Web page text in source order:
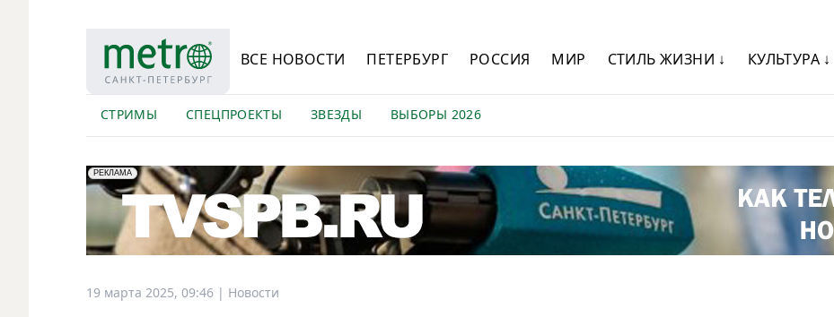
ВСЕ НОВОСТИ ПЕТЕРБУРГ РОССИЯ МИР СТИЛЬ ЖИЗНИ ↓ КУЛЬТУРА ↓
СТРИМЫ СПЕЦПРОЕКТЫ ЗВЕЗДЫ ВЫБОРЫ 2026
erid: LdtCK5Efv
РЕКЛАМА
АО "ГАТР", ИНН: 7841320717
19 марта 2025, 09:46 | Новости